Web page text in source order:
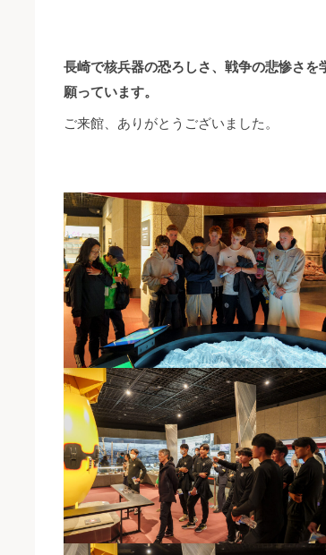
長崎で核兵器の恐ろしさ、戦争の悲惨さ
願っています。
ご来館、ありがとうございました。